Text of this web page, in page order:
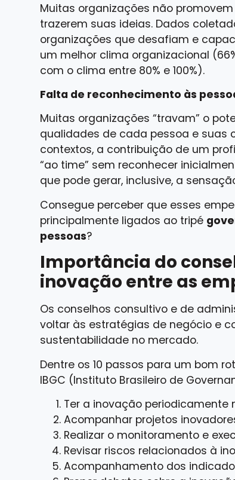
Muitas organizações não
trazerem suas ideias. Dados
organizações que desafiam e
um melhor clima organizacional
com o clima entre 80% e 100%).
Falta de reconhecimento às
Muitas organizações “travam” o
qualidades de cada pessoa e suas
contextos, a contribuição de um
“ao time” sem reconhecer
que pode gerar, inclusive, a
Consegue perceber que esses
principalmente ligados ao tripé
pessoas?
Importância do
inovação entre as
Os conselhos consultivo e de
voltar às estratégias de negócio e
sustentabilidade no mercado.
Dentre os10 passos para um bom
IBGC (Instituto Brasileiro de
Ter a inovação periodicamente
Acompanhar projetos
Realizar o monitoramento e
Revisar riscos relacionados à
Acompanhamento dos